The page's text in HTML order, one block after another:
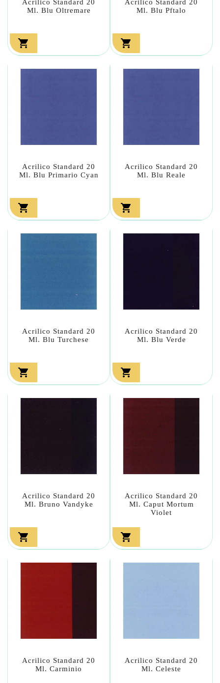
Acrilico Standard 20
Ml. Blu Oltremare

Acrilico Standard 20
Ml. Blu Pftalo

Acrilico Standard 20
Ml. Blu Primario Cyan

Acrilico Standard 20
Ml. Blu Reale

Acrilico Standard 20
Ml. Blu Turchese

Acrilico Standard 20
Ml. Blu Verde

Acrilico Standard 20
Ml. Bruno Vandyke

Acrilico Standard 20
Ml. Caput Mortum
Violet

Acrilico Standard 20
Ml. Carminio
Acrilico Standard 20
Ml. Celeste